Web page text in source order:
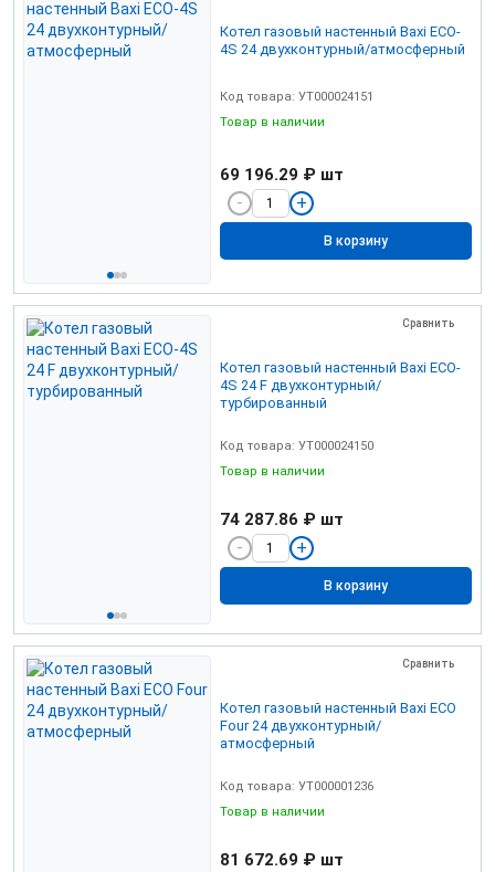
Котел газовый настенный Baxi ECO-
4S 24 двухконтурный/атмосферный
Код товара: УТ000024151
Товар в наличии
69 196.29 ₽ шт
В корзину
Сравнить
Котел газовый настенный Baxi ECO-
4S 24 F двухконтурный/
турбированный
Код товара: УТ000024150
Товар в наличии
74 287.86 ₽ шт
В корзину
Сравнить
Котел газовый настенный Baxi ЕСО
Four 24 двухконтурный/
атмосферный
Код товара: УТ000001236
Товар в наличии
81 672.69 ₽ шт